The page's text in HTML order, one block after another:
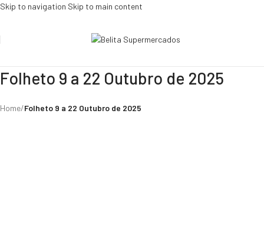
Skip to navigation Skip to main content
Folheto 9 a 22 Outubro de 2025
Home/Folheto 9 a 22 Outubro de 2025